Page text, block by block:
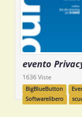
evento
1636 Viste
BigBlueButton
Softwarelibero